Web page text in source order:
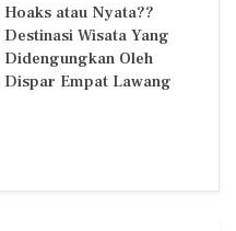
Hoaks atau Nyata??
Destinasi Wisata Yang
Didengungkan Oleh
Dispar Empat Lawang